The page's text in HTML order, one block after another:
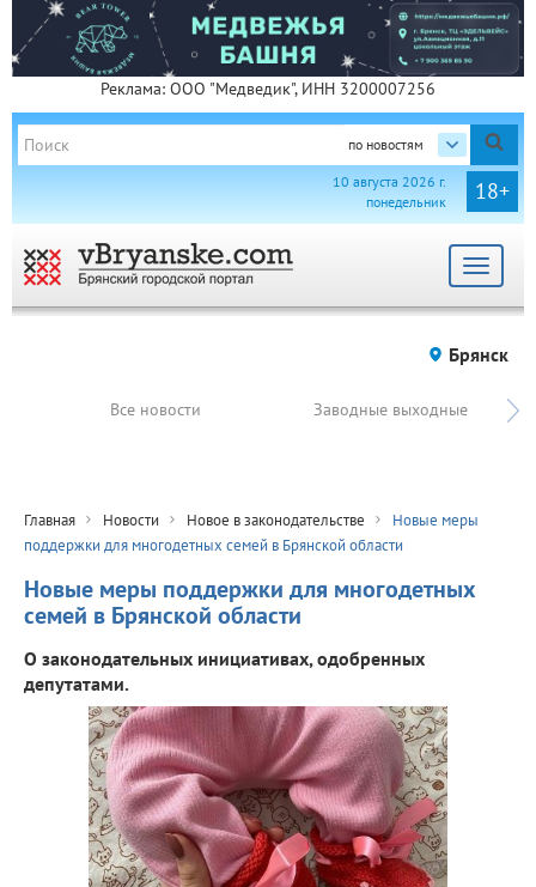
Реклама: ООО "Медведик", ИНН 3200007256
по новостям
18+
10 августа 2026 г.
понедельник
Toggle
Брянск
Все новости Заводные выходные
Главная Новости Новое в законодательстве
Новые меры
поддержки для многодетных семей в Брянской области
Новые меры поддержки для многодетных
семей в Брянской области
О законодательных инициативах, одобренных
депутатами.